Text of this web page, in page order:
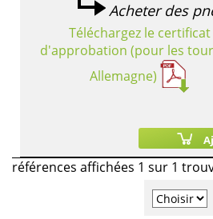
Acheter des
Téléchargez le certificat
d'approbation (pour les
Allemagne)
références affichées 1 sur 1